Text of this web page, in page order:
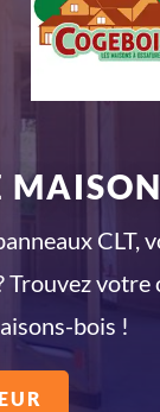
CLT,
Trouvez
bois !